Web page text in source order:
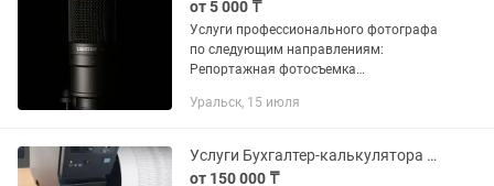
от 5 000 ₸
Услуги профессионального фотографа
по следующим направлениям:
Репортажная фотосъемка
фотосъемка (товары для интернет
фото...
Уральск, 15 июля
Услуги Бухгалтер-калькулятора удаленно
от 150 000 ₸